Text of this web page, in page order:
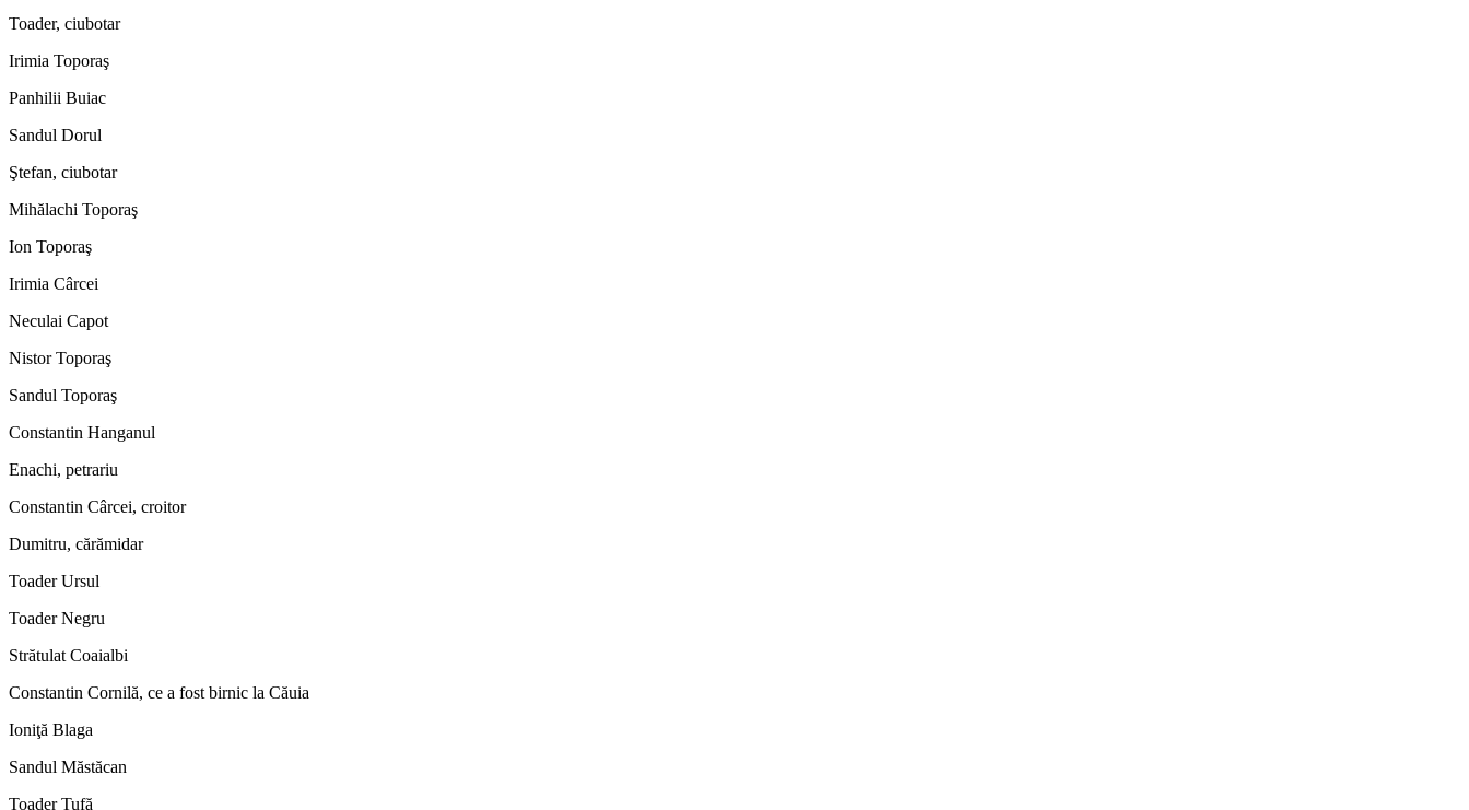
Toader, ciubotar
Irimia Toporaş
Panhilii Buiac
Sandul Dorul
Ştefan, ciubotar
Mihălachi Toporaş
Ion Toporaş
Irimia Cârcei
Neculai Capot
Nistor Toporaş
Sandul Toporaş
Constantin Hanganul
Enachi, petrariu
Constantin Cârcei, croitor
Dumitru, cărămidar
Toader Ursul
Toader Negru
Strătulat Coaialbi
Constantin Cornilă, ce a fost birnic la Căuia
Ioniţă Blaga
Sandul Măstăcan
Toader Tufă